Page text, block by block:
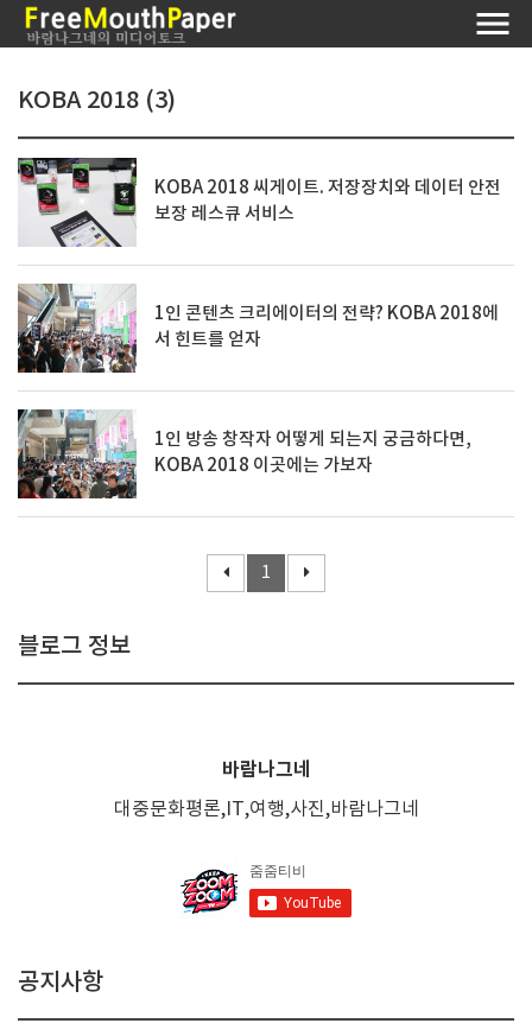
KOBA 2018 (3)
KOBA 2018 씨게이트. 저장장치와 데이터 안전
보장 레스큐 서비스
1인 콘텐츠 크리에이터의 전략? KOBA 2018에
서 힌트를 얻자
1인 방송 창작자 어떻게 되는지 궁금하다면,
KOBA 2018 이곳에는 가보자
1
블로그 정보
바람나그네
대중문화평론,IT,여행,사진,바람나그네
공지사항